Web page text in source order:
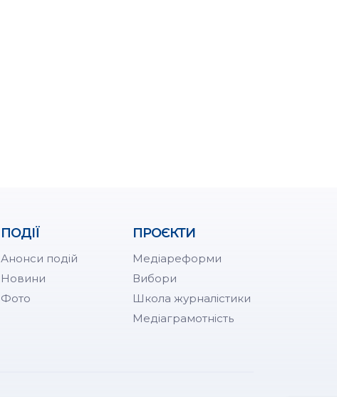
ПОДІЇ
Анонси подій
Новини
Фото
ПРОЄКТИ
Медіареформи
Вибори
Школа журналістики
Медіаграмотність